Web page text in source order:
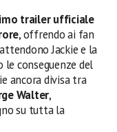
trailer ufficiale
, offrendo ai fan
Jackie e la
conseguenze del
ancora divisa tra
Walter,
su tutta la